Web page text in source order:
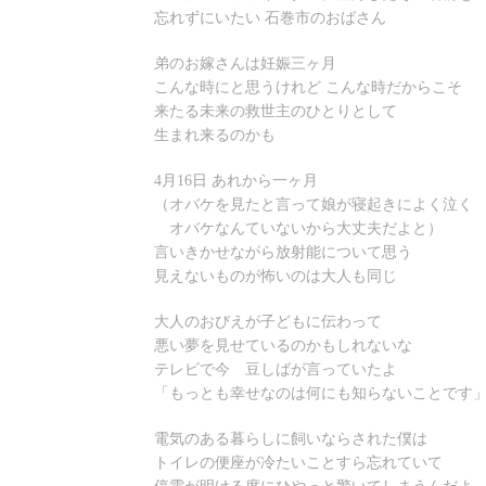
忘れずにいたい 石巻市のおばさん
弟のお嫁さんは妊娠三ヶ月
こんな時にと思うけれど こんな時だからこそ
来たる未来の救世主のひとりとして
生まれ来るのかも
4月16日 あれから一ヶ月
（オバケを見たと言って娘が寝起きによく泣く
オバケなんていないから大丈夫だよと）
言いきかせながら放射能について思う
見えないものが怖いのは大人も同じ
大人のおびえが子どもに伝わって
悪い夢を見せているのかもしれないな
テレビで今 豆しばが言っていたよ
「もっとも幸せなのは何にも知らないことです
電気のある暮らしに飼いならされた僕は
トイレの便座が冷たいことすら忘れていて